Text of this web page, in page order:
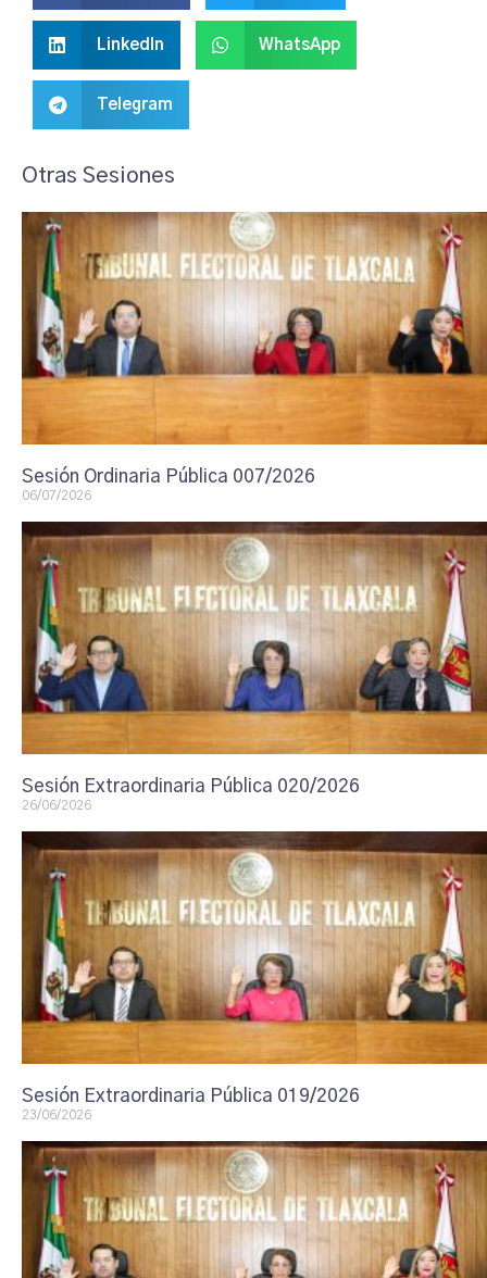
LinkedIn WhatsApp
Telegram
Otras Sesiones
Sesión Ordinaria Pública 007/2026
06/07/2026
Sesión Extraordinaria Pública 020/2026
26/06/2026
Sesión Extraordinaria Pública 019/2026
23/06/2026